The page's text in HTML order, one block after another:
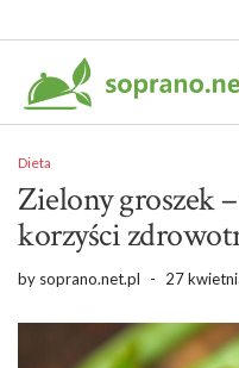
Dieta
Zielony groszek
korzyści
by soprano.net.pl - 27